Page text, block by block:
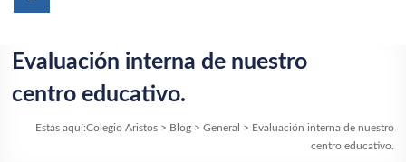
Evaluación interna de nuestro
centro educativo.
Estás aquí:Colegio Aristos> Blog> General > Evaluación interna de nuestro
centro educativo.